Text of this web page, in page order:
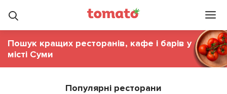
Пошук кращих ресторанів, кафе і барів у
місті Суми
Популярні ресторани